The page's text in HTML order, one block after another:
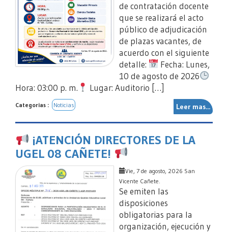
de contratación docente
que se realizará el acto
público de adjudicación
de plazas vacantes, de
acuerdo con el siguiente
detalle:
Fecha: Lunes,
10 de agosto de 2026
Hora: 03:00 p. m.
Lugar: Auditorio […]
Leer mas...
Categorias : Noticias
¡ATENCIÓN DIRECTORES DE LA
UGEL 08 CAÑETE!
Vie, 7 de agosto, 2026 San
Vicente Cañete.
Se emiten las
disposiciones
obligatorias para la
organización, ejecución y